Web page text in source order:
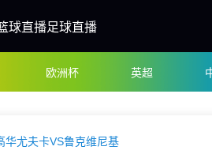
球直播足球直播
欧洲杯 英超
华尤夫卡VS鲁克维尼基